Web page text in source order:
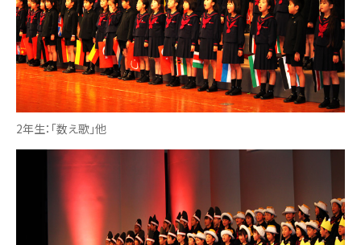
2年生：「数え歌」他